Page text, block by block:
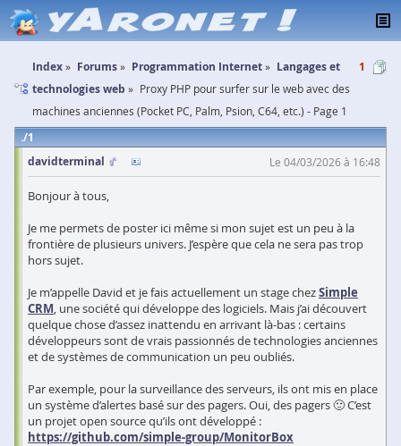
Index Forums Programmation Internet
Langages et
technologies web
Proxy PHP pour surfer sur le web avec des
machines anciennes (Pocket PC, Palm, Psion, C64, etc.) - Page 1
1
1
davidterminal
Le 04/03/2026 à 16:48
Bonjour à tous,
Je me permets de poster ici même si mon sujet est un peu à la
frontière de plusieurs univers. J’espère que cela ne sera pas trop
hors sujet.
Je m’appelle David et je fais actuellement un stage chezSimple
CRM, une société qui développe des logiciels. Mais j’ai découvert
quelque chose d’assez inattendu en arrivant là-bas : certains
développeurs sont de vrais passionnés de technologies anciennes
et de systèmes de communication un peu oubliés.
Par exemple, pour la surveillance des serveurs, ils ont mis en place
un système d’alertes basé sur des pagers. Oui, des pagers 🙂 C’est
un projet open source qu’ils ont développé :
https://github.com/simple-group/MonitorBox